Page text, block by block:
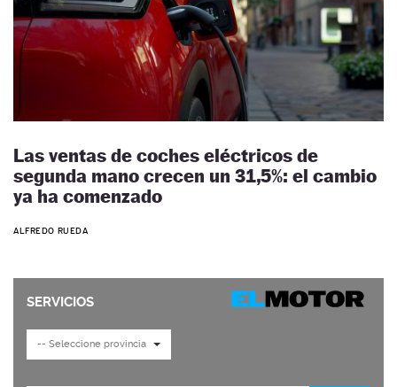
Las ventas de coches eléctricos de
segunda mano crecen un 31,5%: el cambio
ya ha comenzado
ALFREDO RUEDA